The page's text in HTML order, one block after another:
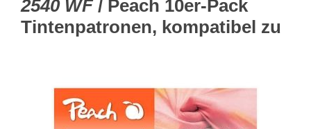
2540 WF/ Peach 10er-Pack
Tintenpatronen, kompatibel zu